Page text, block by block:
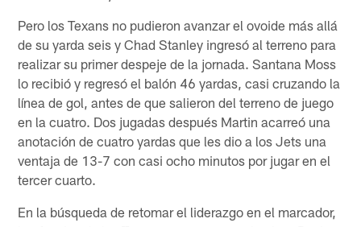
Pero los Texans no pudieron avanzar el ovoide más allá
de su yarda seis y Chad Stanley ingresó al terreno para
realizar su primer despeje de la jornada. Santana Moss
lo recibió y regresó el balón 46 yardas, casi cruzando la
línea de gol, antes de que salieron del terreno de juego
en la cuatro. Dos jugadas después Martin acarreó una
anotación de cuatro yardas que les dio a los Jets una
ventaja de 13-7 con casi ocho minutos por jugar en el
tercer cuarto.
En la búsqueda de retomar el liderazgo en el marcador,